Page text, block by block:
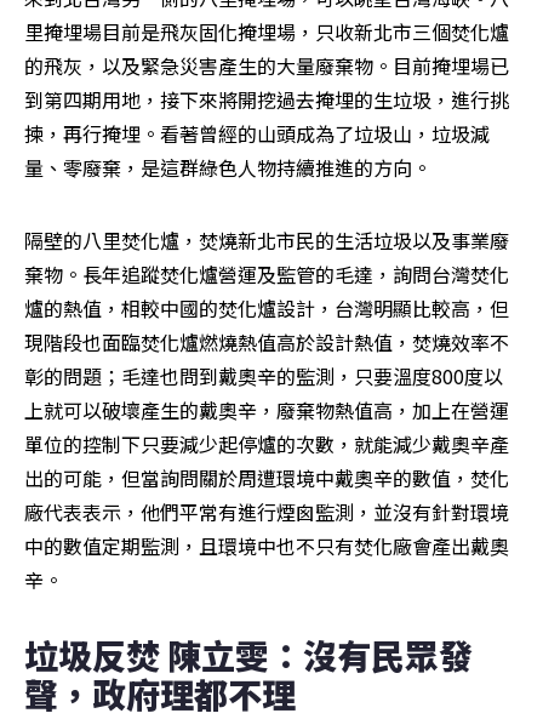
里掩埋場目前是飛灰固化掩埋場，只收新北市三個焚化爐
的飛灰，以及緊急災害產生的大量廢棄物。目前掩埋場已
到第四期用地，接下來將開挖過去掩埋的生垃圾，進行挑
揀，再行掩埋。看著曾經的山頭成為了垃圾山，垃圾減
量、零廢棄，是這群綠色人物持續推進的方向。
隔壁的八里焚化爐，焚燒新北市民的生活垃圾以及事業廢
棄物。長年追蹤焚化爐營運及監管的毛達，詢問台灣焚化
爐的熱值，相較中國的焚化爐設計，台灣明顯比較高，但
現階段也面臨焚化爐燃燒熱值高於設計熱值，焚燒效率不
彰的問題；毛達也問到戴奧辛的監測，只要溫度800度以
上就可以破壞產生的戴奧辛，廢棄物熱值高，加上在營運
單位的控制下只要減少起停爐的次數，就能減少戴奧辛產
出的可能，但當詢問關於周遭環境中戴奧辛的數值，焚化
廠代表表示，他們平常有進行煙囪監測，並沒有針對環境
中的數值定期監測，且環境中也不只有焚化廠會產出戴奧
辛。
垃圾反焚 陳立雯：沒有民眾發
聲，政府理都不理